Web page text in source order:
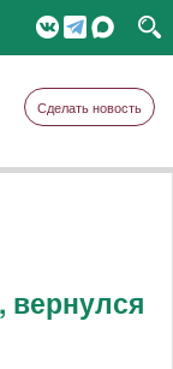
Сделать новость
вернулся